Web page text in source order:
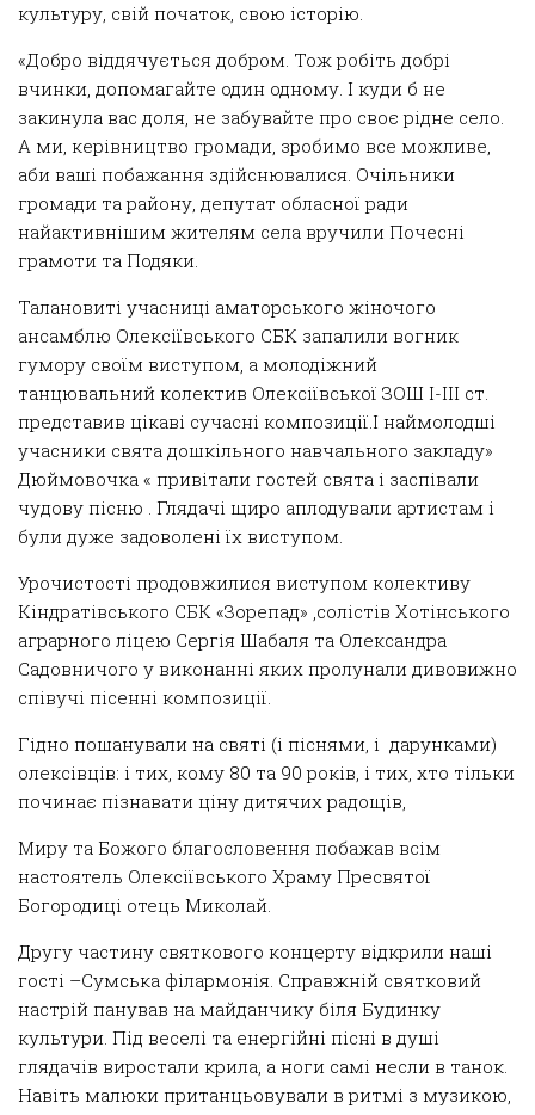
культуру, свій початок, свою історію.
«Добро віддячується добром. Тож робіть добрі
вчинки, допомагайте один одному. І куди б не
закинула вас доля, не забувайте про своє рідне село.
А ми, керівництво громади, зробимо все можливе,
аби ваші побажання здійснювалися. Очільники
громади та району, депутат обласної ради
найактивнішим жителям села вручили Почесні
грамоти та Подяки.
Талановиті учасниці аматорського жіночого
ансамблю Олексіївського СБК запалили вогник
гумору своїм виступом, а молодіжний
танцювальний колектив Олексіївської ЗОШ І-ІІІ ст.
представив цікаві сучасні композиції.І наймолодші
учасники свята дошкільного навчального закладу»
Дюймовочка « привітали гостей свята і заспівали
чудову пісню . Глядачі щиро аплодували артистам і
були дуже задоволені їх виступом.
Урочистості продовжилися виступом колективу
Кіндратівського СБК «Зорепад» ,солістів Хотінського
аграрного ліцею Сергія Шабаля та Олександра
Садовничого у виконанні яких пролунали дивовижно
співучі пісенні композиції.
Гідно пошанували на святі (і піснями, і дарунками)
олексівців: і тих, кому 80 та 90 років, і тих, хто тільки
починає пізнавати ціну дитячих радощів,
Миру та Божого благословення побажав всім
настоятель Олексіївського Храму Пресвятої
Богородиці отець Миколай.
Другу частину святкового концерту відкрили наші
гості –Сумська філармонія. Справжній святковий
настрій панував на майданчику біля Будинку
культури. Під веселі та енергійні пісні в душі
глядачів виростали крила, а ноги самі несли в танок.
Навіть малюки пританцьовували в ритмі з музикою,